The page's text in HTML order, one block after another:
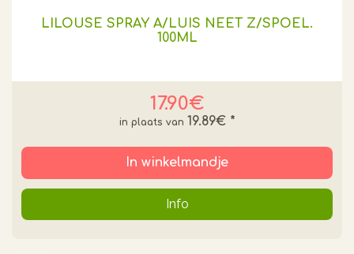
LILOUSE SPRAY A/LUIS NEET Z/SPOEL.
100ML
17.90€
19.89€ *
In winkelmandje
Info